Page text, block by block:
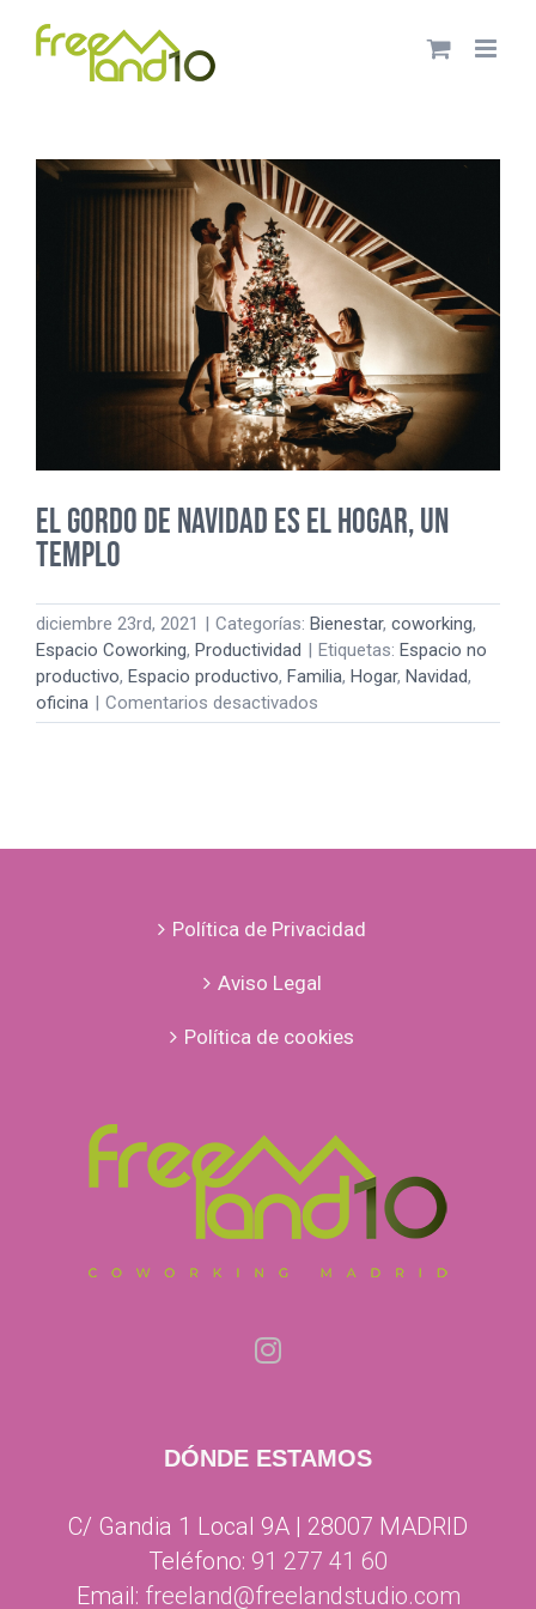
El Gordo de Navidad es el hogar, un
templo
diciembre 23rd, 2021 | Categorías: Bienestar, coworking,
Espacio Coworking, Productividad | Etiquetas: Espacio no
productivo, Espacio productivo, Familia, Hogar, Navidad,
oficina | Comentarios desactivados
El
templo
Política de Privacidad
Aviso Legal
Política de cookies
DÓNDE ESTAMOS
C/ Gandia 1 Local 9A | 28007 MADRID
Teléfono: 91 277 41 60
Email: freeland@freelandstudio.com